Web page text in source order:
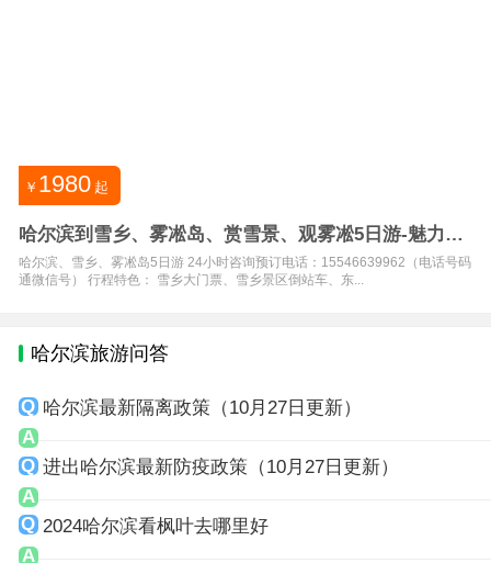
￥ 1980 起
哈尔滨到雪乡、雾凇岛、赏雪景、观雾凇5日游-魅力东
北特色景观
哈尔滨、雪乡、雾凇岛5日游 24小时咨询预订电话：15546639962（电话号码
通微信号） 行程特色： 雪乡大门票、雪乡景区倒站车、东...
哈尔滨旅游问答
哈尔滨最新隔离政策（10月27日更新）
进出哈尔滨最新防疫政策（10月27日更新）
2024哈尔滨看枫叶去哪里好